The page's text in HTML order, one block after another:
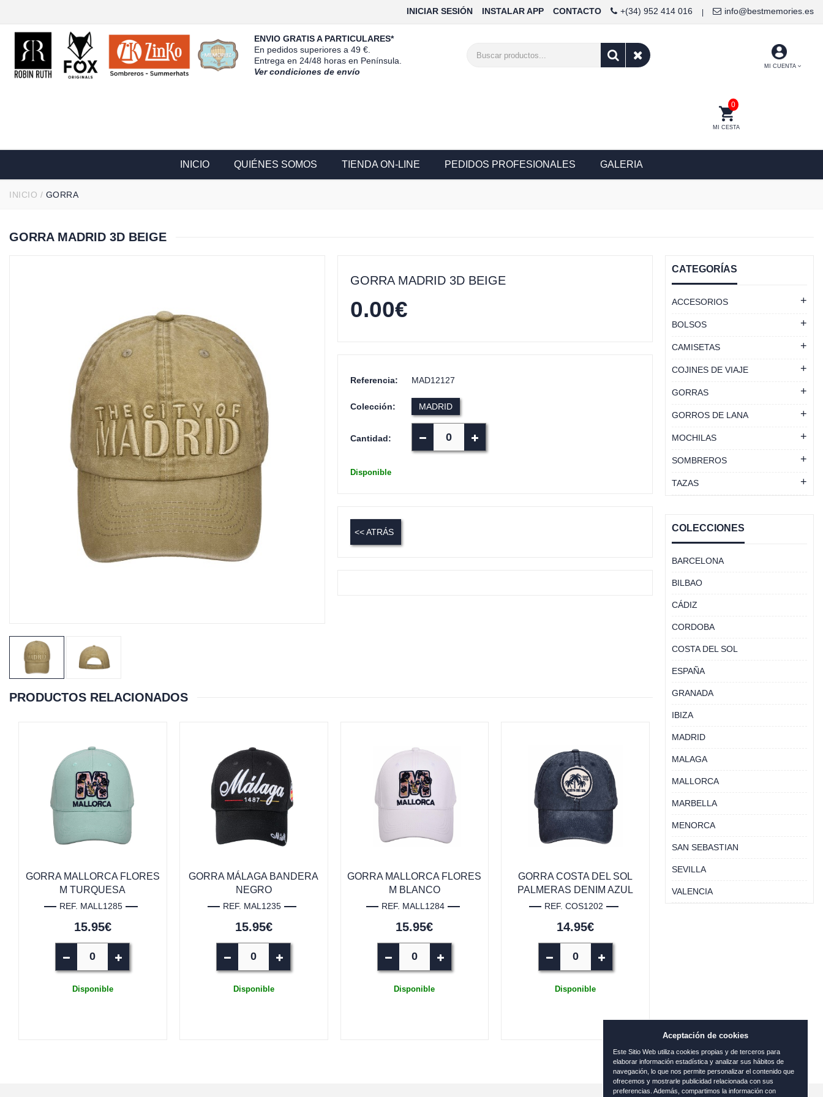
info@bestmemories.es
+(34) 952 414 016
CONTACTO
INSTALAR APP
INICIAR SESIÓN
ENVIO GRATIS A PARTICULARES*
En pedidos superiores a 49 €.
Entrega en 24/48 horas en Península.
Ver condiciones de envío
MI CUENTA
MI CESTA
0
INICIO QUIÉNES SOMOS TIENDA ON-LINE PEDIDOS PROFESIONALES GALERIA
INICIO / GORRA
GORRA MADRID 3D BEIGE
GORRA MADRID 3D BEIGE
0.00€
Referencia: MAD12127
Colección: MADRID
Cantidad:
Disponible
<< ATRÁS
PRODUCTOS RELACIONADOS
GORRA MALLORCA FLORES
M TURQUESA
REF. MALL1285
15.95€
Disponible
GORRA MÁLAGA BANDERA
NEGRO
REF. MAL1235
15.95€
Disponible
GORRA MALLORCA FLORES
M BLANCO
REF. MALL1284
15.95€
Disponible
GORRA COSTA DEL SOL
PALMERAS DENIM AZUL
REF. COS1202
14.95€
Disponible
CATEGORÍAS
ACCESORIOS
BOLSOS
CAMISETAS
COJINES DE VIAJE
GORRAS
GORROS DE LANA
MOCHILAS
SOMBREROS
TAZAS
COLECCIONES
BARCELONA
BILBAO
CÁDIZ
CORDOBA
COSTA DEL SOL
ESPAÑA
GRANADA
IBIZA
MADRID
MALAGA
MALLORCA
MARBELLA
MENORCA
SAN SEBASTIAN
SEVILLA
VALENCIA
Aceptación de cookies
Este Sitio Web utiliza cookies propias y de terceros para
elaborar información estadística y analizar sus hábitos de
navegación, lo que nos permite personalizar el contenido que
ofrecemos y mostrarle publicidad relacionada con sus
preferencias. Además, compartimos la información con